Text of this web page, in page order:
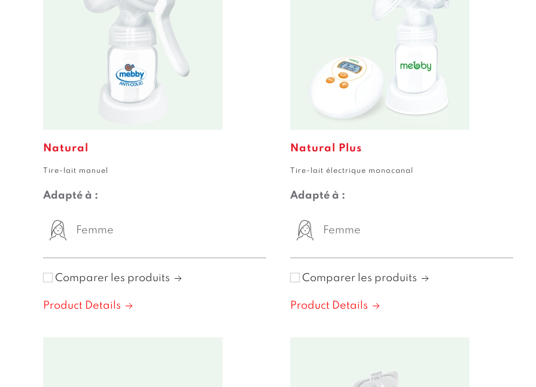
Natural
Tire-lait manuel
Adapté à :
Femme
Comparer les produits
Product Details
Natural Plus
Tire-lait électrique monocanal
Adapté à :
Femme
Comparer les produits
Product Details